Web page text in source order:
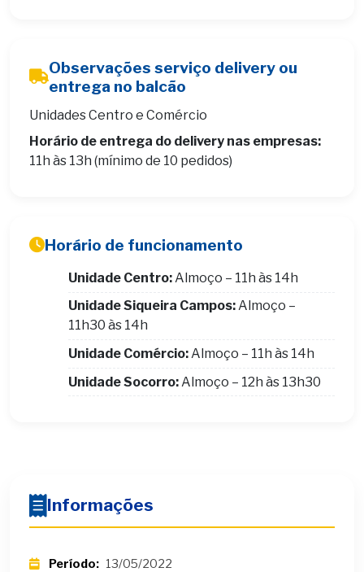
Observações serviço delivery ou
entrega no balcão
Unidades Centro e Comércio
Horário de entrega do delivery nas empresas:
11h às 13h (mínimo de 10 pedidos)
Horário de funcionamento
Unidade Centro: Almoço – 11h às 14h
Unidade Siqueira Campos:Almoço –
11h30 às 14h
Unidade Comércio:Almoço – 11h às 14h
Unidade Socorro: Almoço – 12h às 13h30
Informações
Período: 13/05/2022